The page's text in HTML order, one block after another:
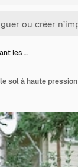
les …
sol à haute pression